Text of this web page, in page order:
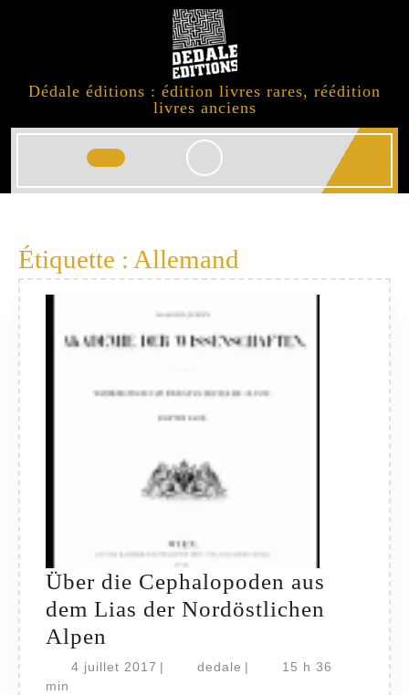
Dédale éditions : édition livres rares, réédition
livres anciens
Open
Étiquette : Allemand
Über die Cephalopoden aus
dem Lias der Nordöstlichen
Alpen
die
4 juillet 2017 4| dedale dedale
|
15 h 36
min